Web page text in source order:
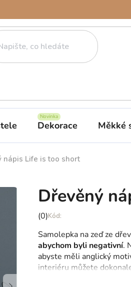
Dekorace Měkké
nápis Life is too short
Dřevěný
Průměrné
produktu
je
0,0
z
(0)
Samolepka na zeď ze
abychom byli negativní.
abyste měli anglický
interiéru můžete